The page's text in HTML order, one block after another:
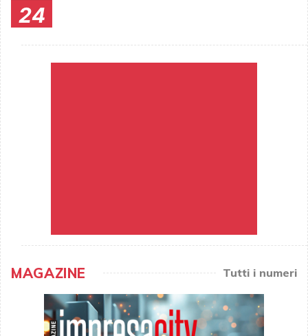
24
MAGAZINE Tutti i numeri